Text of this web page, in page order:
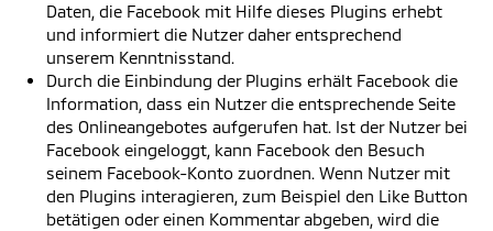
Daten, die Facebook mit Hilfe dieses Plugins erhebt
und informiert die Nutzer daher entsprechend
unserem Kenntnisstand.
Durch die Einbindung der Plugins erhält Facebook die
Information, dass ein Nutzer die entsprechende Seite
des Onlineangebotes aufgerufen hat. Ist der Nutzer bei
Facebook eingeloggt, kann Facebook den Besuch
seinem Facebook-Konto zuordnen. Wenn Nutzer mit
den Plugins interagieren, zum Beispiel den Like Button
betätigen oder einen Kommentar abgeben, wird die